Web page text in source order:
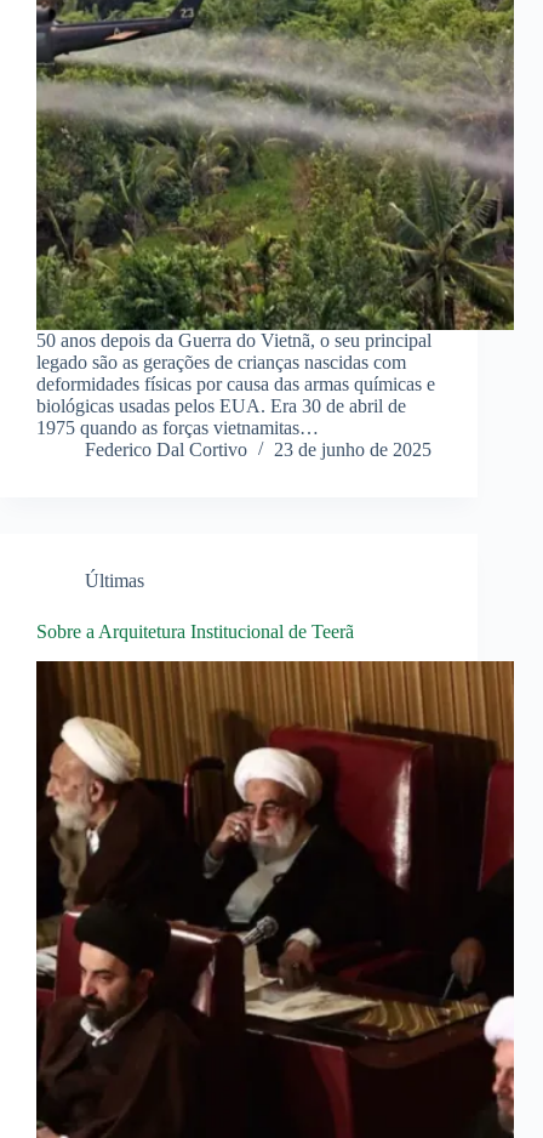
50 anos depois da Guerra do Vietnã, o seu principal
legado são as gerações de crianças nascidas com
deformidades físicas por causa das armas químicas e
biológicas usadas pelos EUA. Era 30 de abril de
1975 quando as forças vietnamitas…
Federico Dal Cortivo
23 de junho de 2025
Últimas
Sobre a Arquitetura Institucional de Teerã